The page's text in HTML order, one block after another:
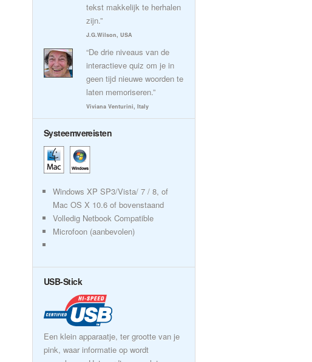
tekst makkelijk te herhalen
zijn.”
J.G.Wilson, USA
“De drie niveaus van de
interactieve quiz om je in
geen tijd nieuwe woorden te
laten memoriseren.”
Viviana Venturini, Italy
Systeemvereisten
Windows XP SP3/Vista/ 7 / 8, of
Mac OS X 10.6 of bovenstaand
Volledig Netbook Compatible
Microfoon (aanbevolen)
USB-Stick
Een klein apparaatje, ter grootte van je
pink, waar informatie op wordt